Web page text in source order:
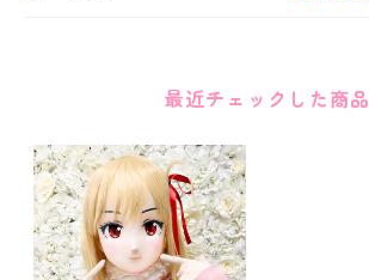
最近チェックした商品